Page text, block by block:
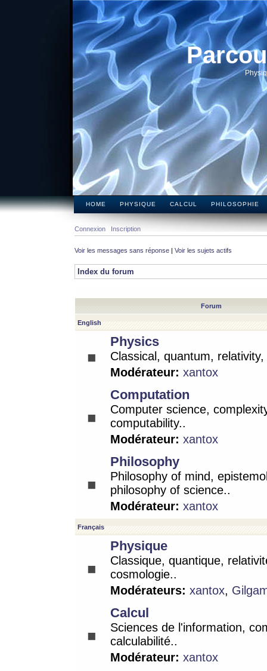
HOME PHYSIQUE CALCUL PHILOSOPHIE
Connexion Inscription
Voir les messages sans réponse | Voir les sujets actifs
Index du forum
Forum
English
Physics
Classical, quantum,
Modérateur: xantox
Computation
Computer science,
computability..
Modérateur: xantox
Philosophy
Philosophy of mind,
philosophy of science..
Modérateur: xantox
Français
Physique
Classique, quantique,
cosmologie..
Modérateurs: xantox,
Calcul
Sciences de l'information,
calculabilité..
Modérateur: xantox